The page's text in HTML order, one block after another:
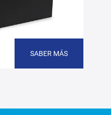
SABER MÁS